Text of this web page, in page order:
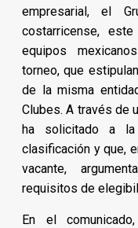
empresarial, el
costarricense,
equipos
torneo, que
de la misma
Clubes. A través de
ha solicitado a
clasificación y que,
vacante,
requisitos de
En el